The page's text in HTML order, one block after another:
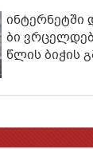
ბი
წლის ბიჭის